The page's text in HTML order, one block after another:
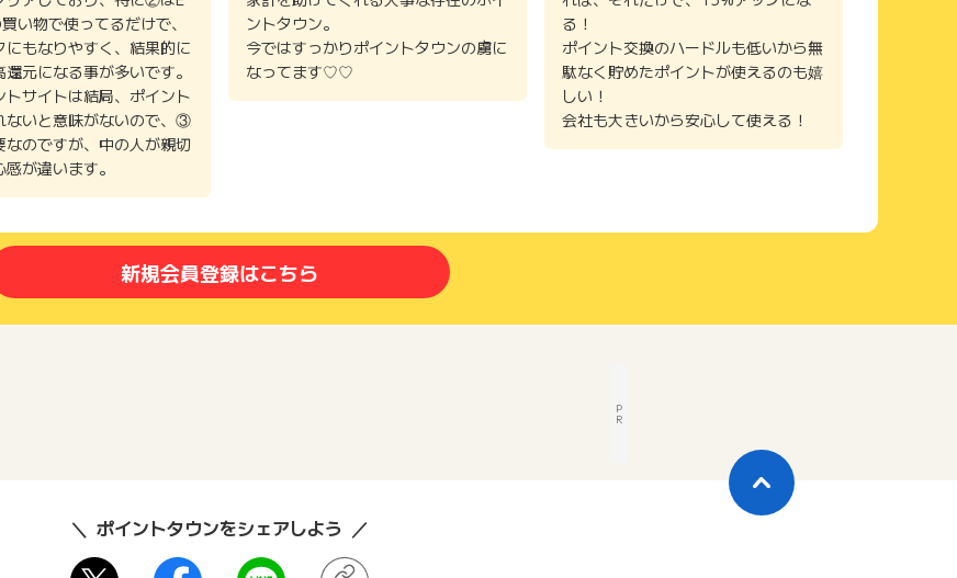
い物で使ってるだけで、
にもなりやすく、結果的に
元になる事が多いです。
トサイトは結局、ポイント
ないと意味がないので、③
なのですが、中の人が親切
が違います。
ントタウン。
今ではすっかりポイントタウンの虜に
なってます♡♡
る！
ポイント交換のハードルも低いから無
駄なく貯めたポイントが使えるのも嬉
しい！
会社も大きいから安心して使える！
新規会員登録はこちら
P
R
ポイントタウンをシェアしよう